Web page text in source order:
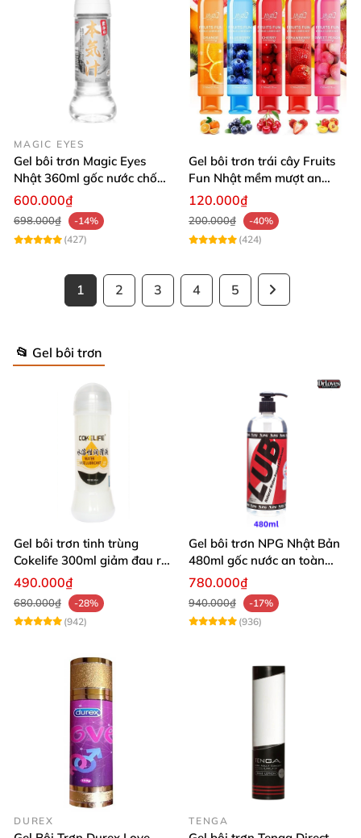
MAGIC EYES
Gel bôi trơn Magic Eyes
Nhật 360ml gốc nước chống
viêm giảm thâm
600.000₫
698.000₫
-14%
(427)
Gel bôi trơn trái cây Fruits
Fun Nhật mềm mượt an
toàn dùng
120.000₫
200.000₫
-40%
(424)
1 2 3 4 5
📂 Gel bôi trơn
Gel bôi trơn tinh trùng
Cokelife 300ml giảm đau rát
tăng khoái cảm
490.000₫
680.000₫
-28%
(942)
Gel bôi trơn NPG Nhật Bản
480ml gốc nước an toàn
không kích ứng
780.000₫
940.000₫
-17%
(936)
DUREX TENGA